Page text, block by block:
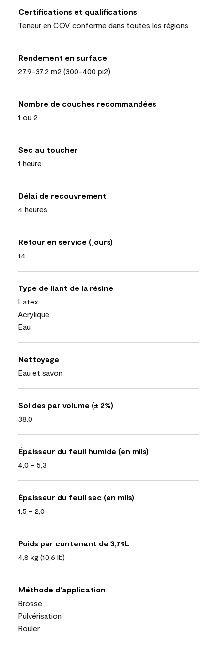
Certifications et qualifications
Teneur en COV conforme dans toutes les régions
Rendement en surface
27,9-37,2 m2 (300-400 pi2)
Nombre de couches recommandées
1 ou 2
Sec au toucher
1 heure
Délai de recouvrement
4 heures
Retour en service (jours)
14
Type de liant de la résine
Latex
Acrylique
Eau
Nettoyage
Eau et savon
Solides par volume (± 2%)
38.0
Épaisseur du feuil humide (en mils)
4,0 - 5,3
Épaisseur du feuil sec (en mils)
1,5 - 2,0
Poids par contenant de 3,79L
4,8 kg (10,6 lb)
Méthode d’application
Brosse
Pulvérisation
Rouler